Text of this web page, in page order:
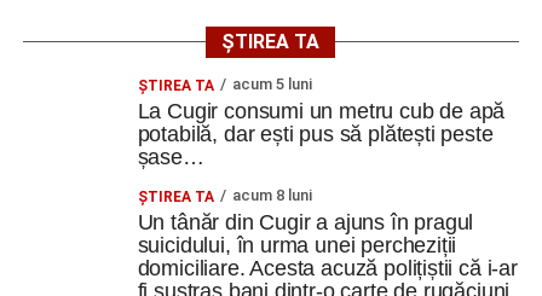
preferată pe Google
Ultimele știri din Cugir
Cum și-a construit un informatician din Cugir propria
mașină solară. Vehiculul a ajuns și la o expoziție din
Trei profesori ai Colegiului Național „David Prodan”
ȘTIREA TA
ȘTIREA TA acum 5 luni
La Cugir consumi un metru cub de apă
potabilă, dar ești pus să plătești peste
șase…
ȘTIREA TA acum 8 luni
Un tânăr din Cugir a ajuns în pragul
suicidului, în urma unei percheziții
domiciliare. Acesta acuză polițiștii că i-ar
fi sustras bani dintr-o carte de rugăciuni